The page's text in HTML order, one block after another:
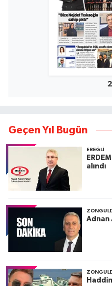
2
Geçen Yıl Bugün
EREĞLI
alındı
Adnan